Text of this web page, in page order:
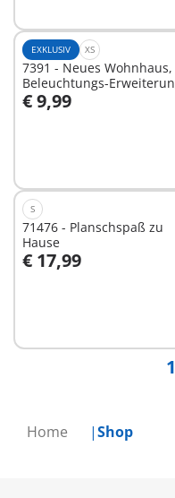
Home Shop
EXKLUSIV XS
7391 - Neues Wohnhaus,
Beleuchtungs-
€ 9,99
In den Warenkorb
S
71476 - Planschspaß zu
Hause
€ 17,99
In den Warenkorb